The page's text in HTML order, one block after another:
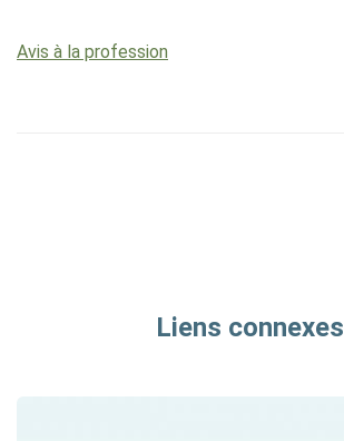
Avis à la profession
Liens connexes